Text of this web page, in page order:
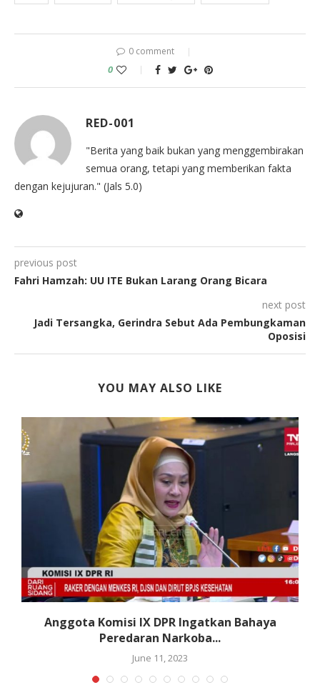
0 comment
0
RED-001
"Berita yang baik bukan yang menggembirakan
semua orang, tetapi yang memberikan fakta
dengan kejujuran." (Jals 5.0)
previous post
Fahri Hamzah: UU ITE Bukan Larang Orang Bicara
next post
Jadi Tersangka, Gerindra Sebut Ada Pembungkaman
Oposisi
YOU MAY ALSO LIKE
Anggota Komisi IX DPR Ingatkan Bahaya
Peredaran Narkoba...
June 11, 2023